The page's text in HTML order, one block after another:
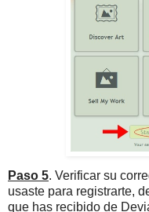
Paso 5. Verificar su
usaste para registrarte,
que has recibido de